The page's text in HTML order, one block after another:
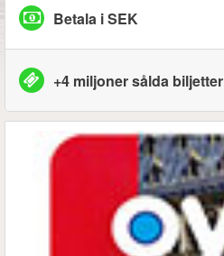
Betala i SEK
+4 miljoner sålda biljetter